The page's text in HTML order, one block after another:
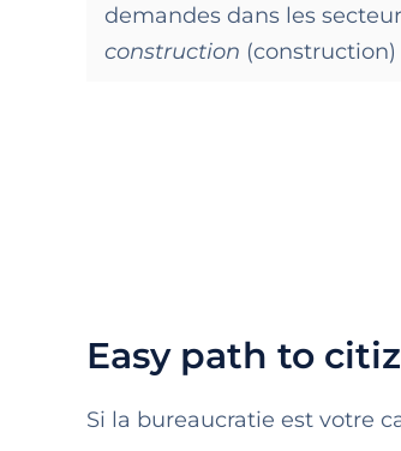
demandes dans les
construction (construction)
Easy path to
Si la bureaucratie est votre